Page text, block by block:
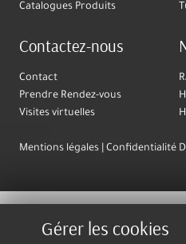
Catalogues Produits
Contactez-nous
Contact
Prendre Rendez-vous
Visites virtuelles
Mentions légales Confidentialité
Gérer les cookies